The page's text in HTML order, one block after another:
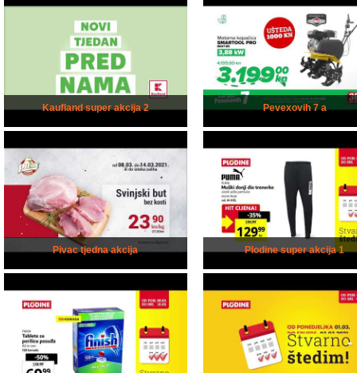
Kaufland super akcija 2 Pevexovih 7 a
Pivac tjedna akcija Plodine super akcija 1